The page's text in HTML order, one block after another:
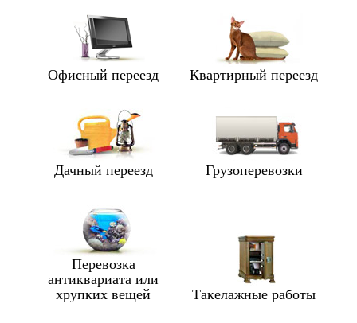
Офисный переезд Квартирный переезд
Дачный переезд Грузоперевозки
Перевозка
антиквариата или
хрупких вещей
Такелажные работы